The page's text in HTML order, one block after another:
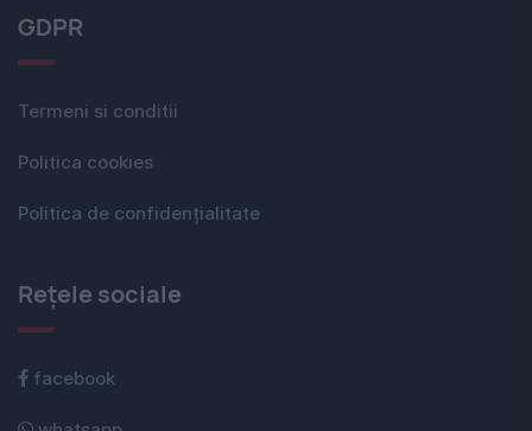
GDPR
Termeni si conditii
Politica cookies
Politica de confidențialitate
Rețele sociale
facebook